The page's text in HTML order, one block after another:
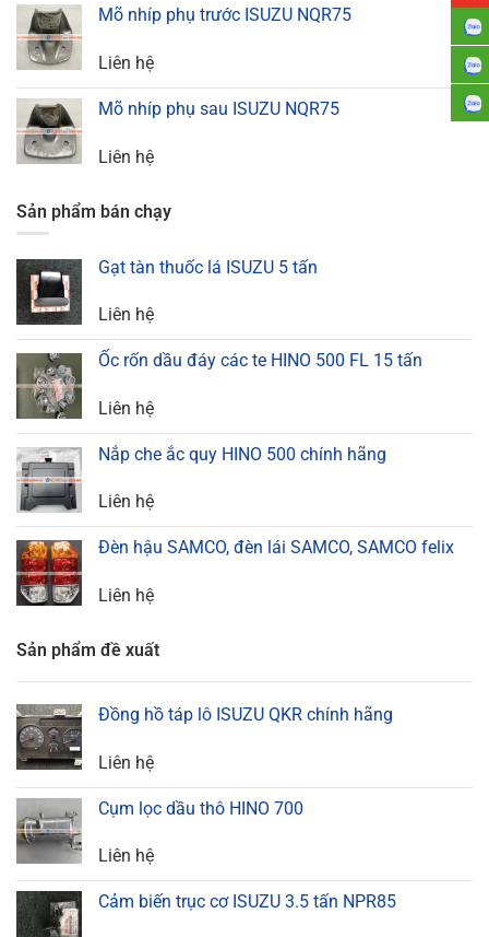
Mõ nhíp phụ trước ISUZU NQR75
Liên hệ
Mõ nhíp phụ sau ISUZU NQR75
Liên hệ
Sản phẩm bán chạy
Gạt tàn thuốc lá ISUZU 5 tấn
Liên hệ
Ốc rốn dầu đáy các te HINO 500 FL 15 tấn
Liên hệ
Nắp che ắc quy HINO 500 chính hãng
Liên hệ
Đèn hậu SAMCO, đèn lái SAMCO, SAMCO felix
Liên hệ
Sản phẩm đề xuất
Đồng hồ táp lô ISUZU QKR chính hãng
Liên hệ
Cụm lọc dầu thô HINO 700
Liên hệ
Cảm biến trục cơ ISUZU 3.5 tấn NPR85